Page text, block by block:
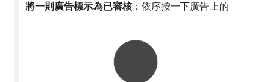
將一則廣告標示為已審核：依序按一下廣告上的